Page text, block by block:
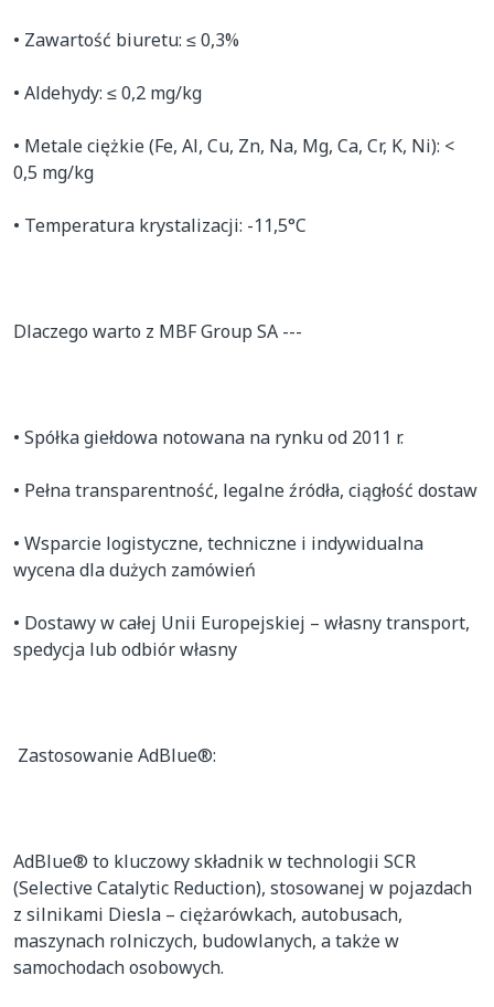
• Zawartość biuretu: ≤ 0,3%
• Aldehydy: ≤ 0,2 mg/kg
• Metale ciężkie (Fe, Al, Cu, Zn, Na, Mg, Ca, Cr, K, Ni): <
0,5 mg/kg
• Temperatura krystalizacji: -11,5°C
Dlaczego warto z MBF Group SA ---
• Spółka giełdowa notowana na rynku od 2011 r.
• Pełna transparentność, legalne źródła, ciągłość dostaw
• Wsparcie logistyczne, techniczne i indywidualna
wycena dla dużych zamówień
• Dostawy w całej Unii Europejskiej – własny transport,
spedycja lub odbiór własny
️ Zastosowanie AdBlue®:
AdBlue® to kluczowy składnik w technologii SCR
(Selective Catalytic Reduction), stosowanej w pojazdach
z silnikami Diesla – ciężarówkach, autobusach,
maszynach rolniczych, budowlanych, a także w
samochodach osobowych.